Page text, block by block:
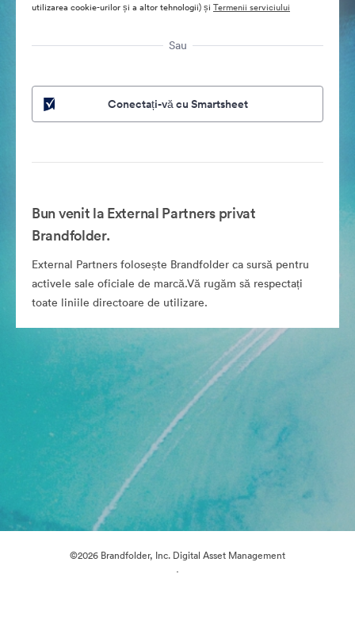
utilizarea cookie-urilor și a altor tehnologii) și Termenii serviciului
Sau
Conectați-vă cu Smartsheet
Bun venit la External Partners privat
Brandfolder.
External Partners folosește Brandfolder ca sursă pentru
activele sale oficiale de marcă.Vă rugăm să respectați
toate liniile directoare de utilizare.
©2026 Brandfolder, Inc. Digital Asset Management
·